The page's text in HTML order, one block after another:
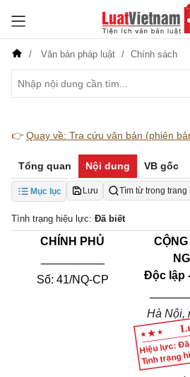
Văn bản pháp luật Chính sách
👉 Quay về: Tra cứu văn bản (phiên
Tổng quan Nội dung VB gốc
Mục lục Lưu Tìm từ trong trang
Tình trạng hiệu lực: Đã biết
Hiệu lực:
Tình trạng
CHÍNH PHỦ
Số: 41/NQ-CP
Độc lập
Hà Nội,